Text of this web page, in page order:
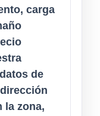
carga
de
la zona,